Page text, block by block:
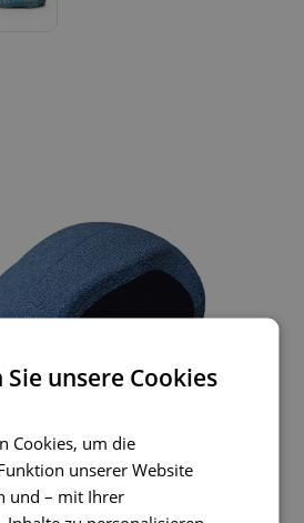
unsere Cookies
Cookies, um die
unserer Website
und – mit Ihrer